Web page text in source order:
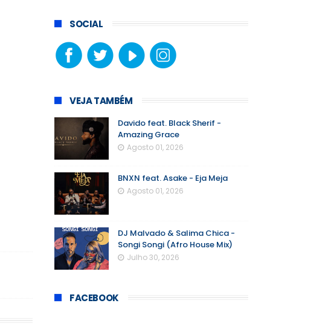
SOCIAL
VEJA TAMBÉM
Davido feat. Black Sherif -
Amazing Grace
Agosto 01, 2026
BNXN feat. Asake - Eja Meja
Agosto 01, 2026
DJ Malvado & Salima Chica -
Songi Songi (Afro House Mix)
Julho 30, 2026
FACEBOOK